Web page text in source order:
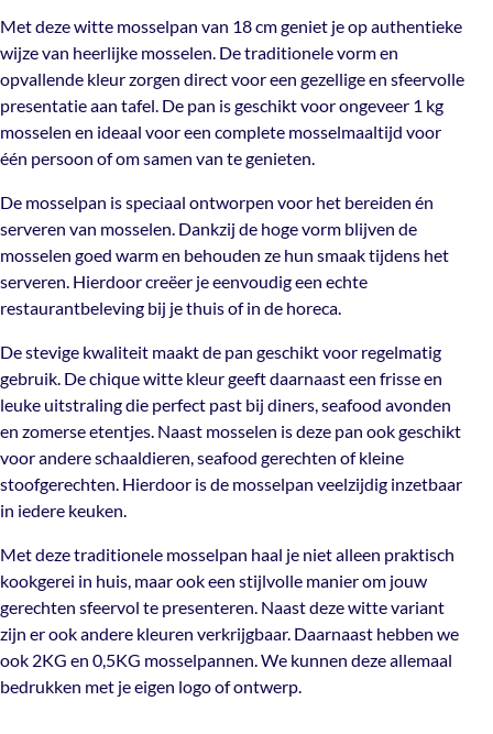
Kleur Wit
Bedrukking
Met bedrukking,Niet van
toepassing,Zonder
bedrukking
Dubbelzijdige
opdruk
Dubbelzijdig, Enkelzijdig,
Met deze witte mosselpan van 18 cm geniet je op authentieke
wijze van heerlijke mosselen. De traditionele vorm en
opvallende kleur zorgen direct voor een gezellige en sfeervolle
presentatie aan tafel. De pan is geschikt voor ongeveer 1 kg
mosselen en ideaal voor een complete mosselmaaltijd voor
één persoon of om samen van te genieten.
De mosselpan is speciaal ontworpen voor het bereiden én
serveren van mosselen. Dankzij de hoge vorm blijven de
mosselen goed warm en behouden ze hun smaak tijdens het
serveren. Hierdoor creëer je eenvoudig een echte
restaurantbeleving bij je thuis of in de horeca.
De stevige kwaliteit maakt de pan geschikt voor regelmatig
gebruik. De chique witte kleur geeft daarnaast een frisse en
leuke uitstraling die perfect past bij diners, seafood avonden
en zomerse etentjes. Naast mosselen is deze pan ook geschikt
voor andere schaaldieren, seafood gerechten of kleine
stoofgerechten. Hierdoor is de mosselpan veelzijdig inzetbaar
in iedere keuken.
Met deze traditionele mosselpan haal je niet alleen praktisch
kookgerei in huis, maar ook een stijlvolle manier om jouw
gerechten sfeervol te presenteren. Naast deze witte variant
zijn er ook andere kleuren verkrijgbaar. Daarnaast hebben we
ook 2KG en 0,5KG mosselpannen. We kunnen deze allemaal
bedrukken met je eigen logo of ontwerp.